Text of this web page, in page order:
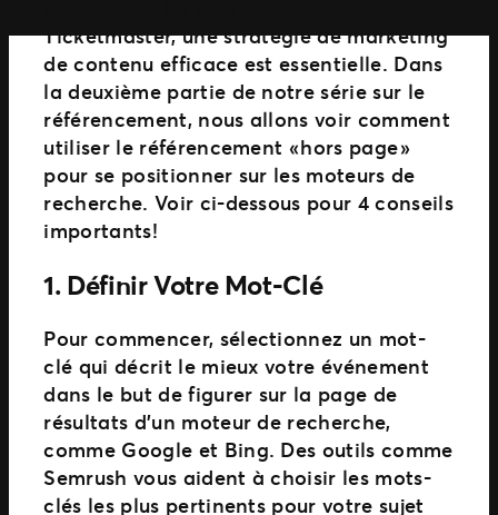
Ticketmaster, une stratégie de marketing
de contenu efficace est essentielle. Dans
la deuxième partie de notre série sur le
référencement, nous allons voir comment
utiliser le référencement « hors page »
pour se positionner sur les moteurs de
recherche. Voir ci-dessous pour 4 conseils
importants!
1. Définir Votre Mot-Clé
Pour commencer, sélectionnez un mot-
clé qui décrit le mieux votre événement
dans le but de figurer sur la page de
résultats d’un moteur de recherche,
comme Google et Bing. Des outils comme
Semrush vous aident à choisir les mots-
clés les plus pertinents pour votre sujet